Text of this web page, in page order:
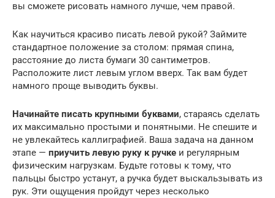
вы сможете рисовать намного лучше, чем правой.
Как научиться красиво писать левой рукой? Займите
стандартное положение за столом: прямая спина,
расстояние до листа бумаги 30 сантиметров.
Расположите лист левым углом вверх. Так вам будет
намного проще выводить буквы.
Начинайте писать крупными буквами, стараясь сделать
их максимально простыми и понятными. Не спешите и
не увлекайтесь каллиграфией. Ваша задача на данном
этапе — приучить левую руку к ручке и регулярным
физическим нагрузкам. Будьте готовы к тому, что
пальцы быстро устанут, а ручка будет выскальзывать из
рук. Эти ощущения пройдут через несколько